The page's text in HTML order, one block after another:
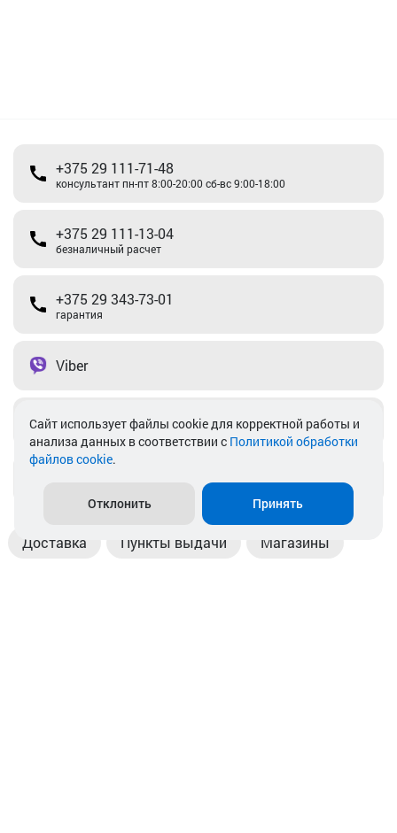
+375 29 111-71-48
консультант пн-пт 8:00-20:00 сб-вс 9:00-18:00
+375 29 111-13-04
безналичный расчет
+375 29 343-73-01
гарантия
Viber
Telegram
Доставка Пункты выдачи Магазины
Cайт использует файлы cookie для корректной работы и
анализа данных в соответствии с Политикой обработки
файлов cookie.
Отклонить Принять